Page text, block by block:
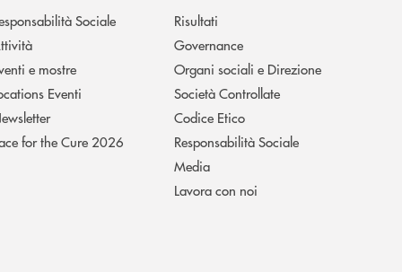
Sociale
e mostre
Eventi
for the Cure 2026
Risultati
Governance
Organi sociali e Direzione
Società Controllate
Codice Etico
Responsabilità Sociale
Media
Lavora con noi